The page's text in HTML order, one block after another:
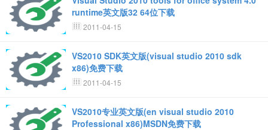
runtime英文版32 64位下载
2011-04-15
VS2010 SDK英文版(visual studio 2010 sdk
x86)免费下载
2011-04-15
VS2010专业英文版(en visual studio 2010
Professional x86)MSDN免费下载